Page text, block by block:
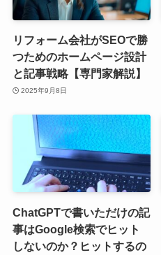
リフォーム会社がSEOで勝
つためのホームページ設計
と記事戦略【専門家解説】
2025年9月8日
ChatGPTで書いただけの記
事はGoogle検索でヒット
しないのか？ヒットするの